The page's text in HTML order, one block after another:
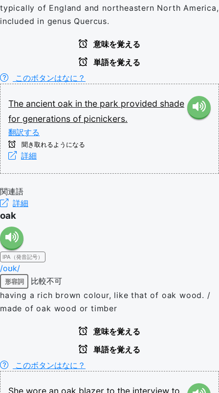
typically of England and northeastern North America,
included in genus Quercus.
意味を覚える
単語を覚える
このボタンはなに？
The ancient oak in the park provided shade
for generations of picnickers.
翻訳する
聞き取れるようになる
詳細
関連語
詳細
oak
IPA（発音記号）
/oʊk/
形容詞
比較不可
having a rich brown colour, like that of oak wood. /
made of oak wood or timber
意味を覚える
単語を覚える
このボタンはなに？
She wore an oak blazer to the interview to